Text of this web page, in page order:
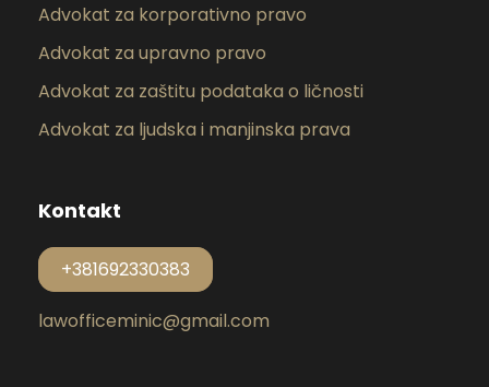
Advokat za korporativno pravo
Advokat za upravno pravo
Advokat za zaštitu podataka o ličnosti
Advokat za ljudska i manjinska prava
Kontakt
+381692330383
lawofficeminic@gmail.com